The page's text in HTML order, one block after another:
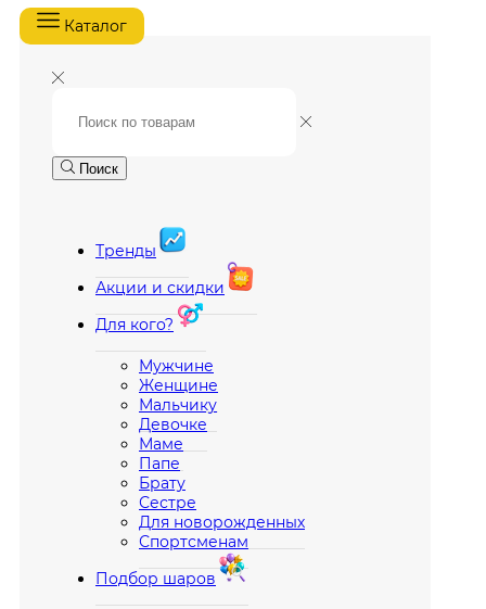
Каталог
Поиск
Тренды
Акции и скидки
Для кого?
Мужчине
Женщине
Мальчику
Девочке
Маме
Папе
Брату
Сестре
Для новорожденных
Спортсменам
Подбор шаров